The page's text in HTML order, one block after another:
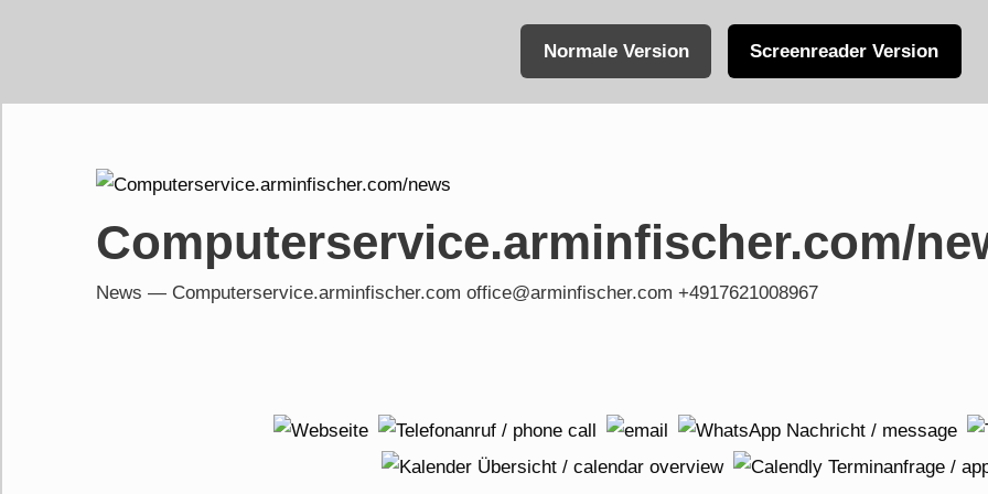
Normale Version Screenreader Version
content
Computerservice.arminfischer.com/
News — Computerservice.arminfischer.com office@arminfischer.com +4917621008967